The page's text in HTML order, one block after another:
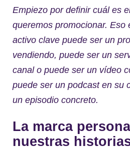
Empiezo por definir cuál es
queremos promocionar. Eso
activo clave puede ser un
vendiendo, puede ser un
canal o puede ser un vídeo
puede ser un podcast en su
un episodio concreto.
La marca
nuestras